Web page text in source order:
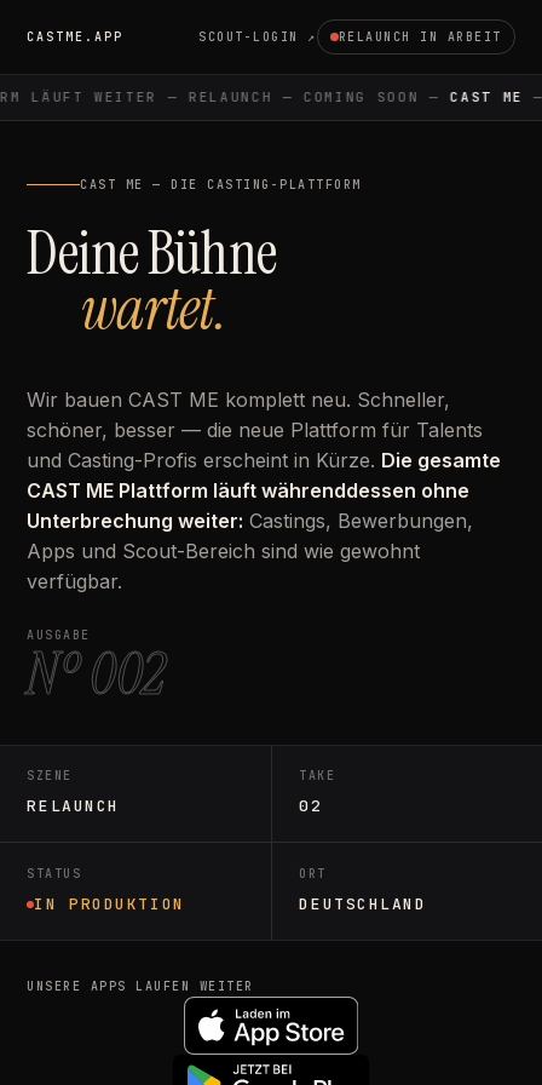
CASTME.APP SCOUT-LOGIN ↗ RELAUNCH IN ARBEIT
LÄUFT WEITER — RELAUNCH — COMING SOON — CAST ME—
CAST ME — DIE CASTING-PLATTFORM
Deine Bühne
wartet.
Wir bauen CAST ME komplett neu. Schneller,
schöner, besser — die neue Plattform für Talents
und Casting-Profis erscheint in Kürze. Die gesamte
CAST ME Plattform läuft währenddessen ohne
Unterbrechung weiter: Castings, Bewerbungen,
Apps und Scout-Bereich sind wie gewohnt
verfügbar.
AUSGABE
Nº 002
SZENE
RELAUNCH
TAKE
02
STATUS
IN PRODUKTION
ORT
DEUTSCHLAND
UNSERE APPS LAUFEN WEITER